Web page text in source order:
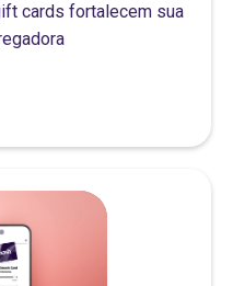
cards fortalecem sua